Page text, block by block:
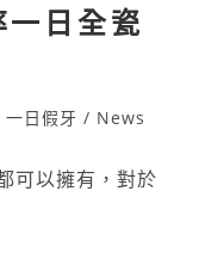
日全瓷
一日假牙 / News
可以擁有，對於